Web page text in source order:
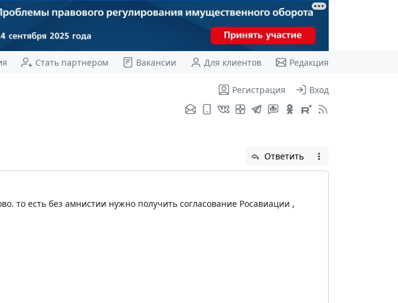
Стать партнером Вакансии Для клиентов Редакция
Регистрация Вход
Ответить
то есть без амнистии нужно получить согласование Росавиации ,